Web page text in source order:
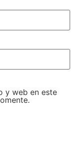
y web en este